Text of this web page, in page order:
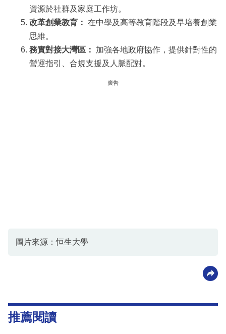
資源於社群及家庭工作坊。
改革創業教育： 在中學及高等教育階段及早培養創業
思維。
務實對接大灣區：
加強各地政府協作，提供針對性的
營運指引、合規支援及人脈配對。
廣告
圖片來源：恒生大學
推薦閱讀